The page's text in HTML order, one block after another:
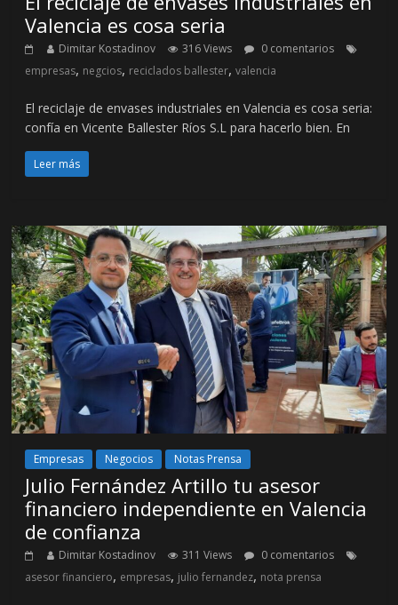
Valencia es cosa seria
Dimitar Kostadinov 316 Views
0 comentarios
empresas, negcios, reciclados ballester,valencia
El reciclaje de envases industriales en Valencia es cosa seria:
confía en Vicente Ballester Ríos S.L para hacerlo bien. En
Leer más
Empresas Negocios Notas Prensa
Julio Fernández Artillo tu asesor
financiero independiente en Valencia
de confianza
Dimitar Kostadinov 311 Views
0 comentarios
asesor financiero, empresas, julio fernandez, nota prensa